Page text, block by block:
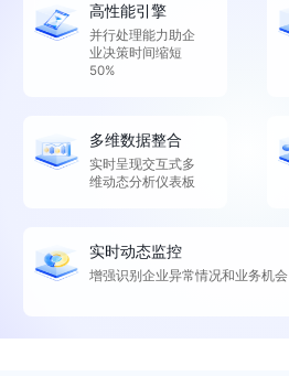
高性能引擎
并行处理能力助企
业决策时间缩短
50%
多维数据整合
实时呈现交互式多
维动态分析仪表板
实时动态监控
增强识别企业异常情况和业务机会